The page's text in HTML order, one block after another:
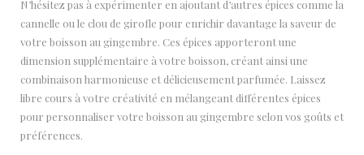
N’hésitez pas à expérimenter en ajoutant d’autres épices comme la
cannelle ou le clou de girofle pour enrichir davantage la saveur de
votre boisson au gingembre. Ces épices apporteront une
dimension supplémentaire à votre boisson, créant ainsi une
combinaison harmonieuse et délicieusement parfumée. Laissez
libre cours à votre créativité en mélangeant différentes épices
pour personnaliser votre boisson au gingembre selon vos goûts et
préférences.